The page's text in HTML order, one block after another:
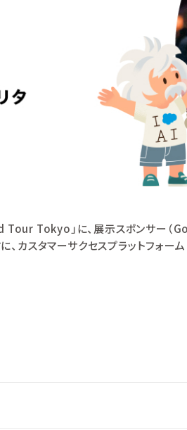
Tour Tokyo」に、展示スポンサー（
カスタマーサクセスプラットフォーム